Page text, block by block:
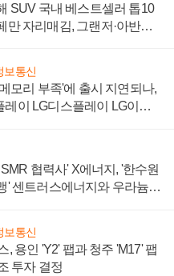
SUV 국내 베스트셀러 톱10
만 자리매김, 그랜저·아반떼
보통신
모리 부족'에 출시 지연되나,
레이 LG디스플레이 LG이노
협력사' X에너지, '한수원
' 센트러스에너지와 우라늄
보통신
, 용인 'Y2' 팹과 청주 'M17' 팹
투자 결정